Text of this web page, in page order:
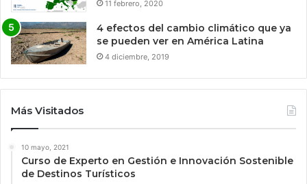
11 febrero, 2020
4 efectos del cambio climático que ya
se pueden ver en América Latina
4 diciembre, 2019
Más Visitados
10 mayo, 2021
Curso de Experto en Gestión e Innovación Sostenible
de Destinos Turísticos